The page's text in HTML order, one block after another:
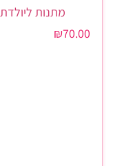
מתנות ליולדת
₪70.00